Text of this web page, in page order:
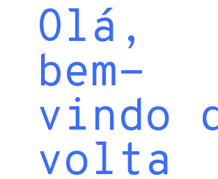
Olá,
bem-
vindo
volta